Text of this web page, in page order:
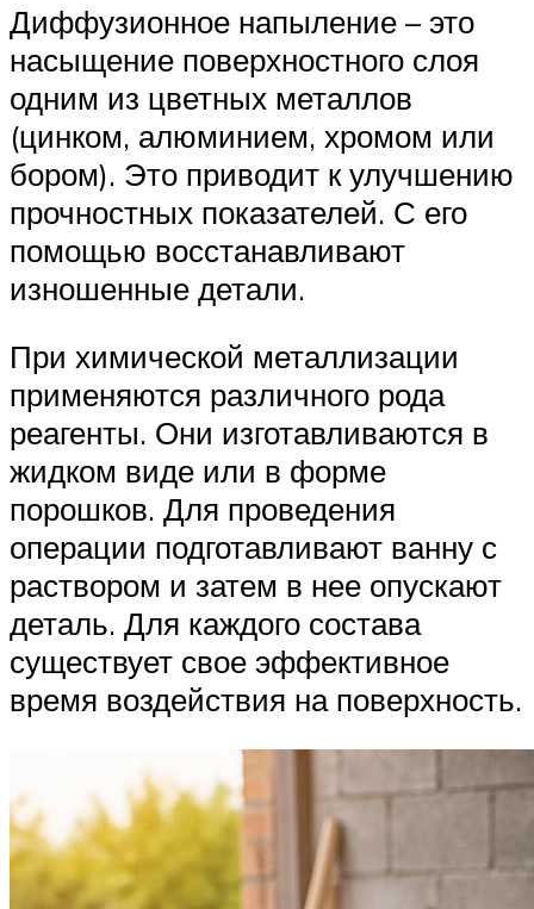
Диффузионное напыление – это
насыщение поверхностного слоя
одним из цветных металлов
(цинком, алюминием, хромом или
бором). Это приводит к улучшению
прочностных показателей. С его
помощью восстанавливают
изношенные детали.
При химической металлизации
применяются различного рода
реагенты. Они изготавливаются в
жидком виде или в форме
порошков. Для проведения
операции подготавливают ванну с
раствором и затем в нее опускают
деталь. Для каждого состава
существует свое эффективное
время воздействия на поверхность.